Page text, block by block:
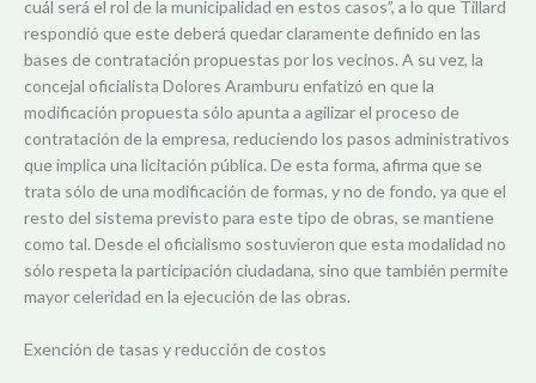
cuál será el rol de la municipalidad en estos casos”, a lo que Tillard
respondió que este deberá quedar claramente definido en las
bases de contratación propuestas por los vecinos. A su vez, la
concejal oficialista Dolores Aramburu enfatizó en que la
modificación propuesta sólo apunta a agilizar el proceso de
contratación de la empresa, reduciendo los pasos administrativos
que implica una licitación pública. De esta forma, afirma que se
trata sólo de una modificación de formas, y no de fondo, ya que el
resto del sistema previsto para este tipo de obras, se mantiene
como tal. Desde el oficialismo sostuvieron que esta modalidad no
sólo respeta la participación ciudadana, sino que también permite
mayor celeridad en la ejecución de las obras.
Exención de tasas y reducción de costos